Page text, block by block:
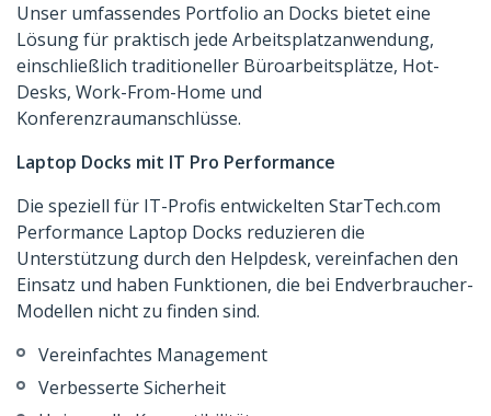
Unser umfassendes Portfolio an Docks bietet eine
Lösung für praktisch jede Arbeitsplatzanwendung,
einschließlich traditioneller Büroarbeitsplätze, Hot-
Desks, Work-From-Home und
Konferenzraumanschlüsse.
Laptop Docks mit IT Pro Performance
Die speziell für IT-Profis entwickelten StarTech.com
Performance Laptop Docks reduzieren die
Unterstützung durch den Helpdesk, vereinfachen den
Einsatz und haben Funktionen, die bei Endverbraucher-
Modellen nicht zu finden sind.
Vereinfachtes Management
Verbesserte Sicherheit